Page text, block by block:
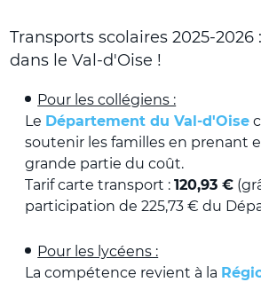
Transports scolaires 2025-
dans le Val-d'Oise !
Pour les collégiens :
Le Département du Val-d'Oise
soutenir les familles en prenant
grande partie du coût.
Tarif carte transport :120,93 €
participation de 225,73 € du
Pour les lycéens :
La compétence revient à la